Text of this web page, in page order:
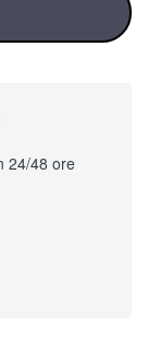
24/48 ore